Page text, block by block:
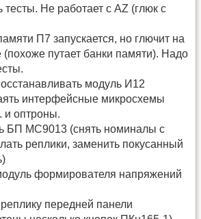
тесты. Не работает с AZ (глюк с
П7 запускается, но глючит на
(похоже путает банки памяти). Надо
модуль И12
интерфейсные микросхемы
и оптроны.
БП МС9013 (снять номиналы с
реплики, заменить покусанный
формирователя напряжений
передней панели